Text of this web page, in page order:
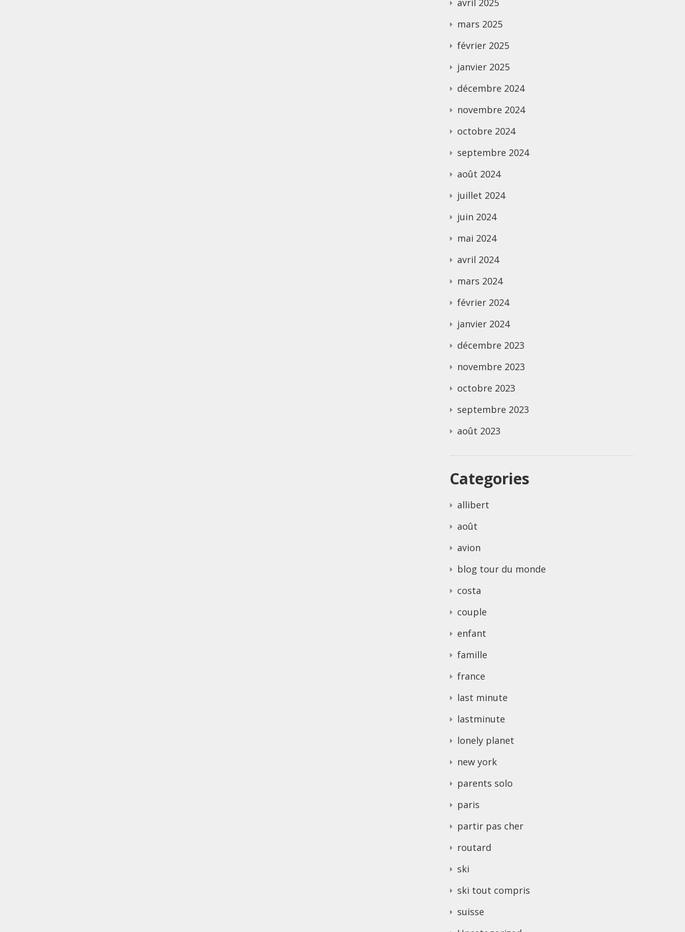
mars 2025
février 2025
janvier 2025
décembre 2024
novembre 2024
octobre 2024
septembre 2024
août 2024
juillet 2024
juin 2024
mai 2024
avril 2024
mars 2024
février 2024
janvier 2024
décembre 2023
novembre 2023
octobre 2023
septembre 2023
août 2023
Categories
allibert
août
avion
blog tour du monde
costa
couple
enfant
famille
france
last minute
lastminute
lonely planet
new york
parents solo
paris
partir pas cher
routard
ski
ski tout compris
suisse